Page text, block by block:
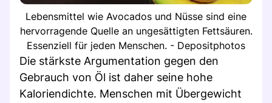
Lebensmittel wie Avocados und Nüsse sind eine
hervorragende Quelle an ungesättigten Fettsäuren.
Essenziell für jeden Menschen. - Depositphotos
Die stärkste Argumentation gegen den
Gebrauch von Öl ist daher seine hohe
Kaloriendichte. Menschen mit Übergewicht